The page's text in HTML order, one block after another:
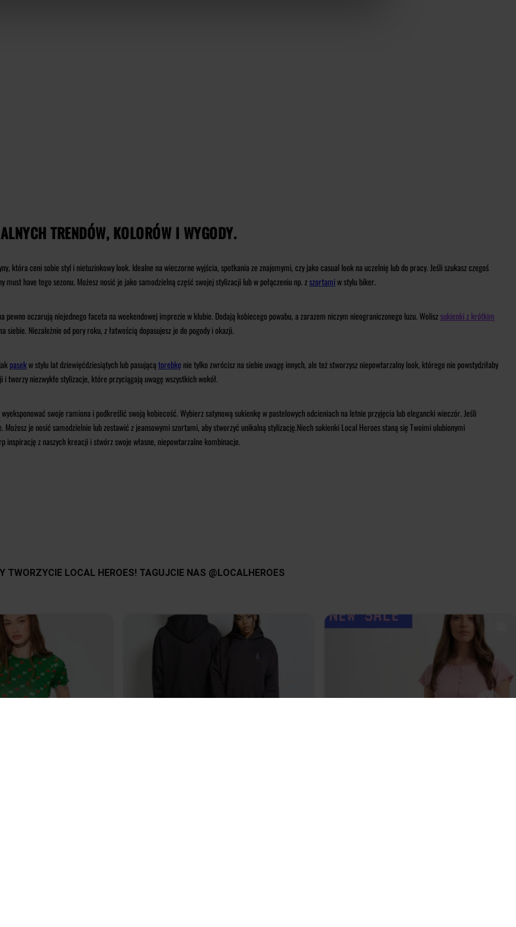
TRENDÓW, KOLORÓW I WYGODY.
która ceni sobie styl i nietuzinkowy look. Idealne na wieczorne wyjścia, spotkania ze znajomymi, czy jako casual look na uczelnię lub do pracy. Jeśli szukasz czegoś
have tego sezonu. Możesz nosić je jako samodzielną część swojej stylizacji lub w połączeniu np. zszortamiw stylu biker.
pewno oczarują niejednego faceta na weekendowej imprezie w klubie. Dodają kobiecego powabu, a zarazem niczym nieograniczonego luzu. Woliszsukienki z krótkim
siebie. Niezależnie od pory roku, z łatwością dopasujesz je do pogody i okazji.
pasekw stylu lat dziewięćdziesiątych lub pasującątorebkę nie tylko zwrócisz na siebie uwagę innych, ale też stworzysz niepowtarzalny look, którego nie powstydziłaby
tworzy niezwykłe stylizacje, które przyciągają uwagę wszystkich wokół.
swoje ramiona i podkreślić swoją kobiecość. Wybierz satynową sukienkę w pastelowych odcieniach na letnie przyjęcia lub elegancki wieczór. Jeśli
je nosić samodzielnie lub zestawić z jeansowymi szortami, aby stworzyć unikalną stylizację.Niech sukienki Local Heroes staną się Twoimi ulubionymi
z naszych kreacji i stwórz swoje własne, niepowtarzalne kombinacje.